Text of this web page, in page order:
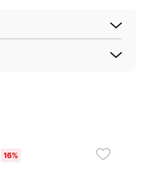
16%